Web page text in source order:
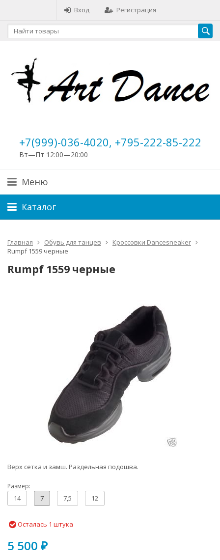
Вход Регистрация
+7(999)-036-4020, +795-222-85-222
Вт—Пт 12:00—20:00
Меню
Каталог
Главная Обувь для танцев
Кроссовки Dancesneaker
Rumpf 1559 черные
Rumpf 1559 черные
Верх сетка и замш. Раздельная подошва.
Размер:
14 7 7,5 12
Осталась 1 штука
5 500 ₽